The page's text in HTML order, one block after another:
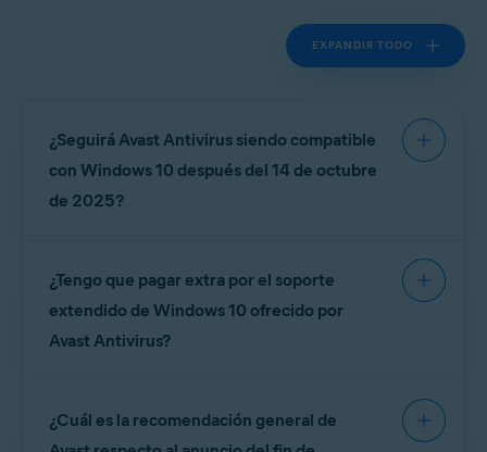
EXPANDIR TODO
¿Seguirá Avast Antivirus siendo compatible
con Windows 10 después del 14 de octubre
de 2025?
completo en Windows 10 durante un período de
soporte extendido (octubre de 2028 ). Sin
embargo, dado que Microsoft ya no
dispositivo puede volverse más vulnerable a las
amenazas a nivel de sistema operativo con el
¿Tengo que pagar extra por el soporte
extendido de Windows 10 ofrecido por
Avast Antivirus?
la protección completa en Windows 10 hasta
octubre de 2028 sin coste adicional.
¿Cuál es la recomendación general de